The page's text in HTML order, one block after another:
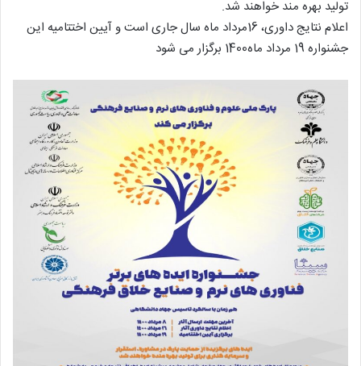
تولید بهره مند خواهند شد.
اعلام نتایج داوری، 16مرداد ماه سال جاری است و آیین اختتامیه این
جشنواره 19 مرداد ماه1400 برگزار می شود